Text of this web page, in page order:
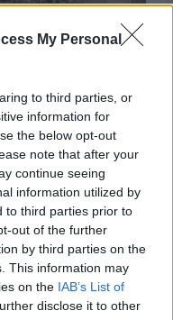
My Personal
to third parties, or
information for
the below opt-out
note that after your
continue seeing
information utilized by
to third parties prior to
out of the further
by third parties on the
This information may
on the IAB’s List of
disclose it to other
că l-a menținut în
plângere la
lui